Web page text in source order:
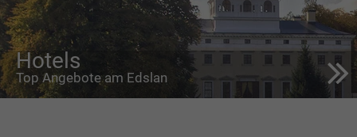
Hotels
Top Angebote am Edslan